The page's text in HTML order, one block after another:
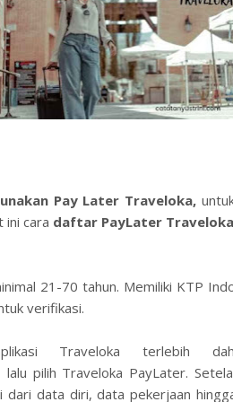
Pay Later Traveloka,
ini cara daftar PayLater
21-70 tahun. Memiliki KTP
verifikasi.
Traveloka terlebih
lalu pilih Traveloka PayLater.
dari data diri, data pekerjaan